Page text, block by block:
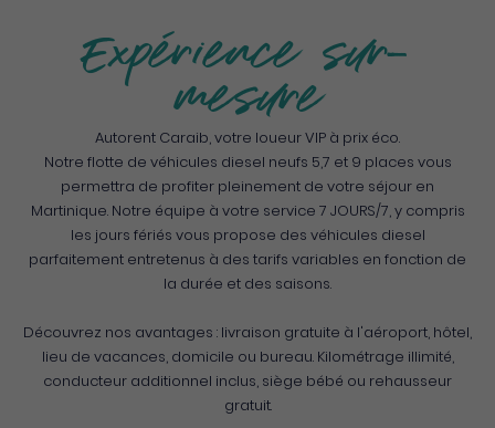
Expérience sur-
mesure
Autorent Caraib, votre loueur VIP à prix éco.
Notre flotte de véhicules diesel neufs 5,7 et 9 places vous
permettra de profiter pleinement de votre séjour en
Martinique. Notre équipe à votre service 7 JOURS/7, y compris
les jours fériés vous propose des véhicules diesel
parfaitement entretenus à des tarifs variables en fonction de
la durée et des saisons.
Découvrez nos avantages : livraison gratuite à l'aéroport, hôtel,
lieu de vacances, domicile ou bureau. Kilométrage illimité,
conducteur additionnel inclus, siège bébé ou rehausseur
gratuit.